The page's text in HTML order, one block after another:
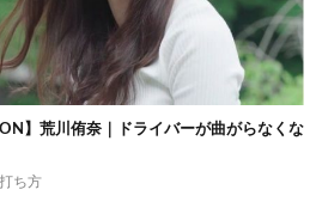
】荒川侑奈｜ドライバーが曲がらなくな
ち方